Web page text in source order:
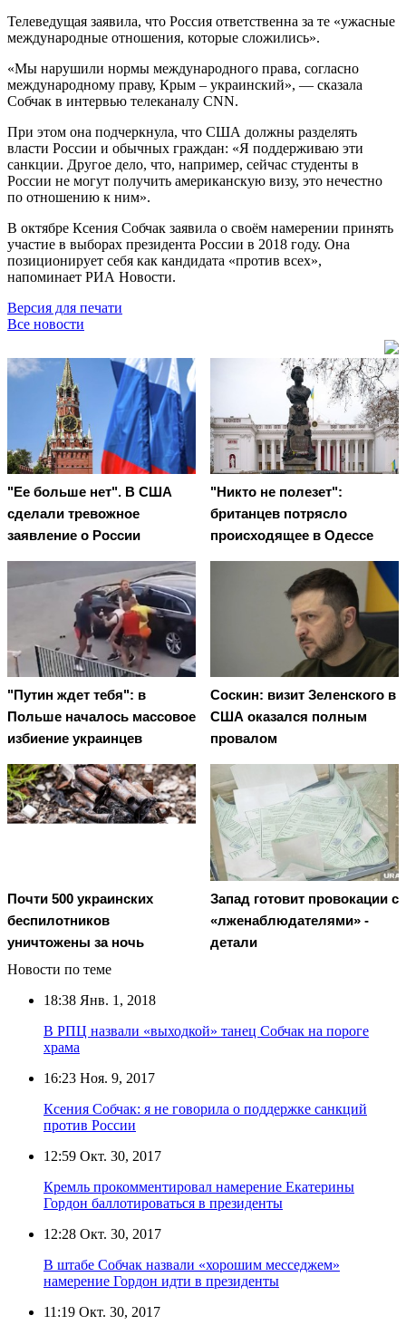
Телеведущая заявила, что Россия ответственна за те «ужасные
международные отношения, которые сложились».
«Мы нарушили нормы международного права, согласно
международному праву, Крым – украинский», — сказала
Собчак в интервью телеканалу CNN.
При этом она подчеркнула, что США должны разделять
власти России и обычных граждан: «Я поддерживаю эти
санкции. Другое дело, что, например, сейчас студенты в
России не могут получить американскую визу, это нечестно
по отношению к ним».
В октябре Ксения Собчак заявила о своём намерении принять
участие в выборах президента России в 2018 году. Она
позиционирует себя как кандидата «против всех»,
напоминает РИА Новости.
Версия для печати
Все новости
"Ее больше нет". В США
сделали тревожное
заявление о России
"Никто не полезет":
британцев потрясло
происходящее в Одессе
"Путин ждет тебя": в
Польше началось массовое
избиение украинцев
Соскин: визит Зеленского в
США оказался полным
провалом
Почти 500 украинских
беспилотников
уничтожены за ночь
Запад готовит провокации с
«лженаблюдателями» -
детали
Новости по теме
18:38 Янв. 1, 2018
В РПЦ назвали «выходкой» танец Собчак на пороге
храма
16:23 Ноя. 9, 2017
Ксения Собчак: я не говорила о поддержке санкций
против России
12:59 Окт. 30, 2017
Кремль прокомментировал намерение Екатерины
Гордон баллотироваться в президенты
12:28 Окт. 30, 2017
В штабе Собчак назвали «хорошим месседжем»
намерение Гордон идти в президенты
11:19 Окт. 30, 2017